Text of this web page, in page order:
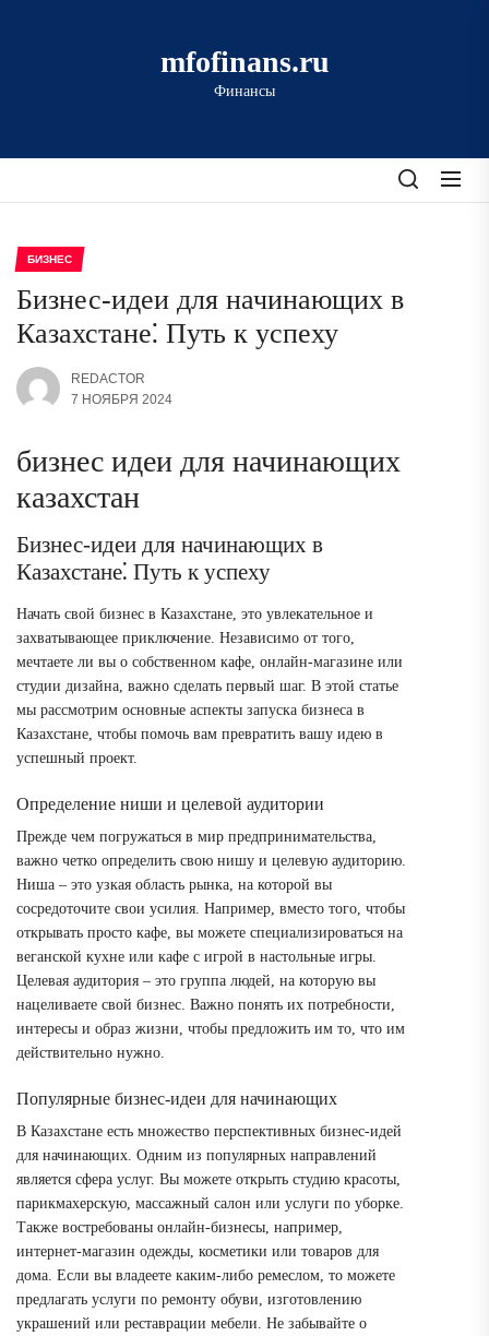
mfofinans.ru
Финансы
БИЗНЕС
Бизнес-идеи для начинающих в
Казахстане⁚ Путь к успеху
REDACTOR
7 НОЯБРЯ 2024
бизнес идеи для начинающих
казахстан
Бизнес-идеи для начинающих в
Казахстане⁚ Путь к успеху
Начать свой бизнес в Казахстане, это увлекательное и
захватывающее приключение. Независимо от того,
мечтаете ли вы о собственном кафе, онлайн-магазине или
студии дизайна, важно сделать первый шаг. В этой статье
мы рассмотрим основные аспекты запуска бизнеса в
Казахстане, чтобы помочь вам превратить вашу идею в
успешный проект.
Определение ниши и целевой аудитории
Прежде чем погружаться в мир предпринимательства,
важно четко определить свою нишу и целевую аудиторию.
Ниша – это узкая область рынка, на которой вы
сосредоточите свои усилия. Например, вместо того, чтобы
открывать просто кафе, вы можете специализироваться на
веганской кухне или кафе с игрой в настольные игры.
Целевая аудитория – это группа людей, на которую вы
нацеливаете свой бизнес. Важно понять их потребности,
интересы и образ жизни, чтобы предложить им то, что им
действительно нужно.
Популярные бизнес-идеи для начинающих
В Казахстане есть множество перспективных бизнес-идей
для начинающих. Одним из популярных направлений
является сфера услуг. Вы можете открыть студию красоты,
парикмахерскую, массажный салон или услуги по уборке.
Также востребованы онлайн-бизнесы, например,
интернет-магазин одежды, косметики или товаров для
дома. Если вы владеете каким-либо ремеслом, то можете
предлагать услуги по ремонту обуви, изготовлению
украшений или реставрации мебели. Не забывайте о